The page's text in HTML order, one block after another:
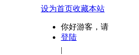
设为首页收藏本站
你好游客，请
登陆
|